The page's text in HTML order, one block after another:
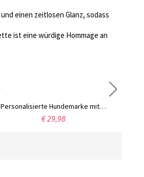
einen zeitlosen Glanz, sodass
ist eine würdige Hommage an
Personalisierte Hundemarke mit Foto und Kreuzanhänger, individuell gravierte Gedenkkette mit Foto für Männer, Vatertags-/Weihnachtsgeschenk für Papa/Opa/Ihn
€ 29,98